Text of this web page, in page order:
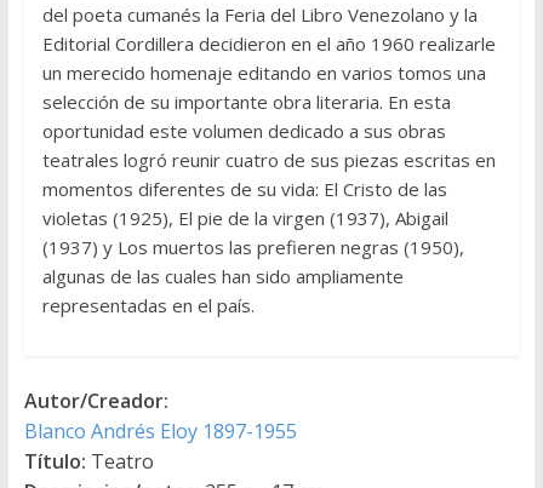
del poeta cumanés la Feria del Libro Venezolano y la
Editorial Cordillera decidieron en el año 1960 realizarle
un merecido homenaje editando en varios tomos una
selección de su importante obra literaria. En esta
oportunidad este volumen dedicado a sus obras
teatrales logró reunir cuatro de sus piezas escritas en
momentos diferentes de su vida: El Cristo de las
violetas (1925), El pie de la virgen (1937), Abigail
(1937) y Los muertos las prefieren negras (1950),
algunas de las cuales han sido ampliamente
representadas en el país.
Autor/Creador:
Blanco Andrés Eloy 1897-1955
Título: Teatro